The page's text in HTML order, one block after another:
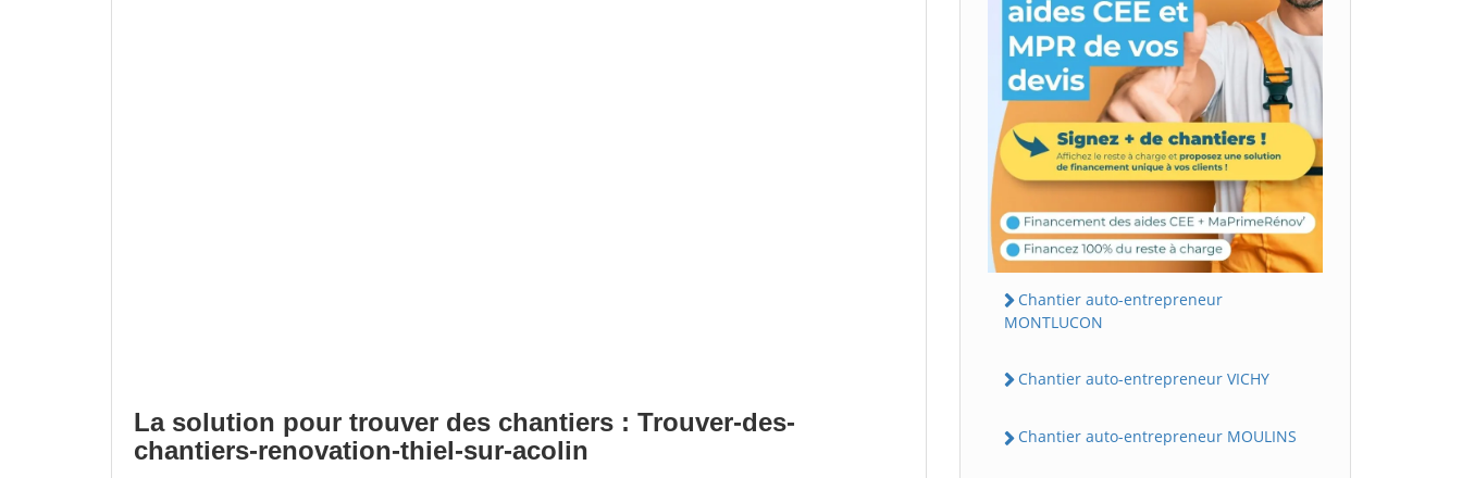
La solution pour trouver des chantiers : Trouver-des-
chantiers-renovation-thiel-sur-acolin
Chantier auto-entrepreneur
MONTLUCON
Chantier auto-entrepreneur VICHY
Chantier auto-entrepreneur MOULINS